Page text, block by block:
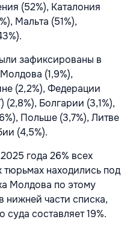
(52%), Каталония
Мальта (51%),
зафиксированы в
(1,9%),
(2,2%), Федерации
Болгарии (3,1%),
Польше (3,7%), Литве
(4,5%).
года 26% всех
тюрьмах находились под
Молдова по этому
нижней части списка,
суда составляет 19%.